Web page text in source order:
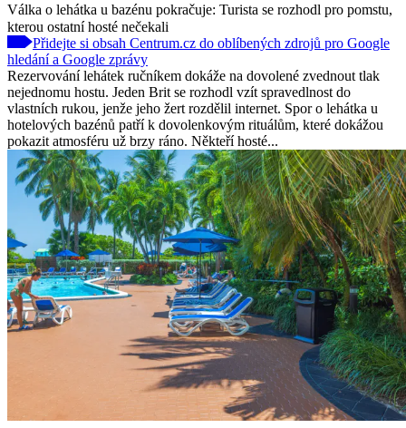
Válka o lehátka u bazénu pokračuje: Turista se rozhodl pro pomstu,
kterou ostatní hosté nečekali
Přidejte si obsah Centrum.cz do oblíbených zdrojů pro Google
hledání a Google zprávy
Rezervování lehátek ručníkem dokáže na dovolené zvednout tlak
nejednomu hostu. Jeden Brit se rozhodl vzít spravedlnost do
vlastních rukou, jenže jeho žert rozdělil internet. Spor o lehátka u
hotelových bazénů patří k dovolenkovým rituálům, které dokážou
pokazit atmosféru už brzy ráno. Někteří hosté...